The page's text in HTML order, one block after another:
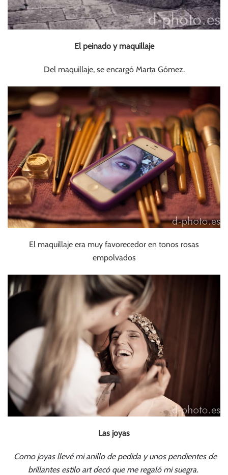
El peinado y maquillaje
Del maquillaje, se encargó Marta Gómez.
El maquillaje era muy favorecedor en tonos rosas
empolvados
Las joyas
Como joyas llevé mi anillo de pedida y unos pendientes de
brillantes estilo art decó que me regaló mi suegra.